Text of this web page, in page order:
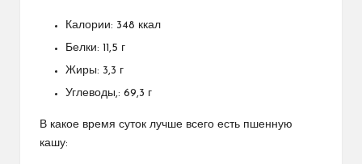
Калории: 348 ккал
Белки: 11,5 г
Жиры: 3,3 г
Углеводы,: 69,3 г
В какое время суток лучше всего есть пшенную
кашу: